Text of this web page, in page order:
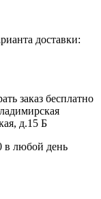
доставки:
заказ бесплатно
д.15 Б
в любой день